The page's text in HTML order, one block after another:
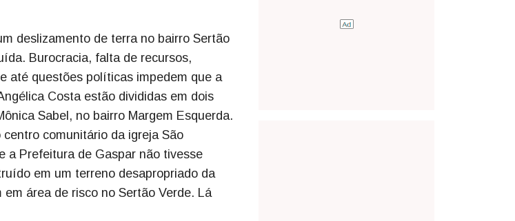
deslizamento de terra no bairro Sertão
Burocracia, falta de recursos,
até questões políticas impedem que a
Costa estão divididas em dois
Sabel, no bairro Margem Esquerda.
comunitário da igreja São
a Prefeitura de Gaspar não tivesse
em um terreno desapropriado da
área de risco no Sertão Verde. Lá